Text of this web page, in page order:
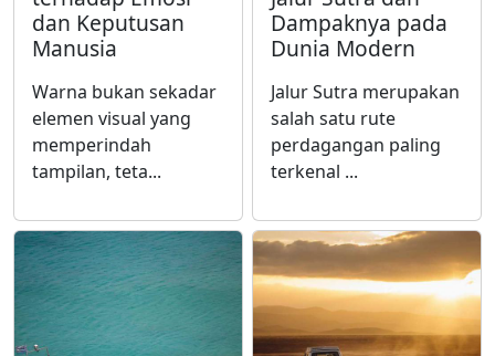
dan Keputusan
Manusia
Warna bukan sekadar
elemen visual yang
memperindah
tampilan, teta...
Dampaknya pada
Dunia Modern
Jalur Sutra merupakan
salah satu rute
perdagangan paling
terkenal ...